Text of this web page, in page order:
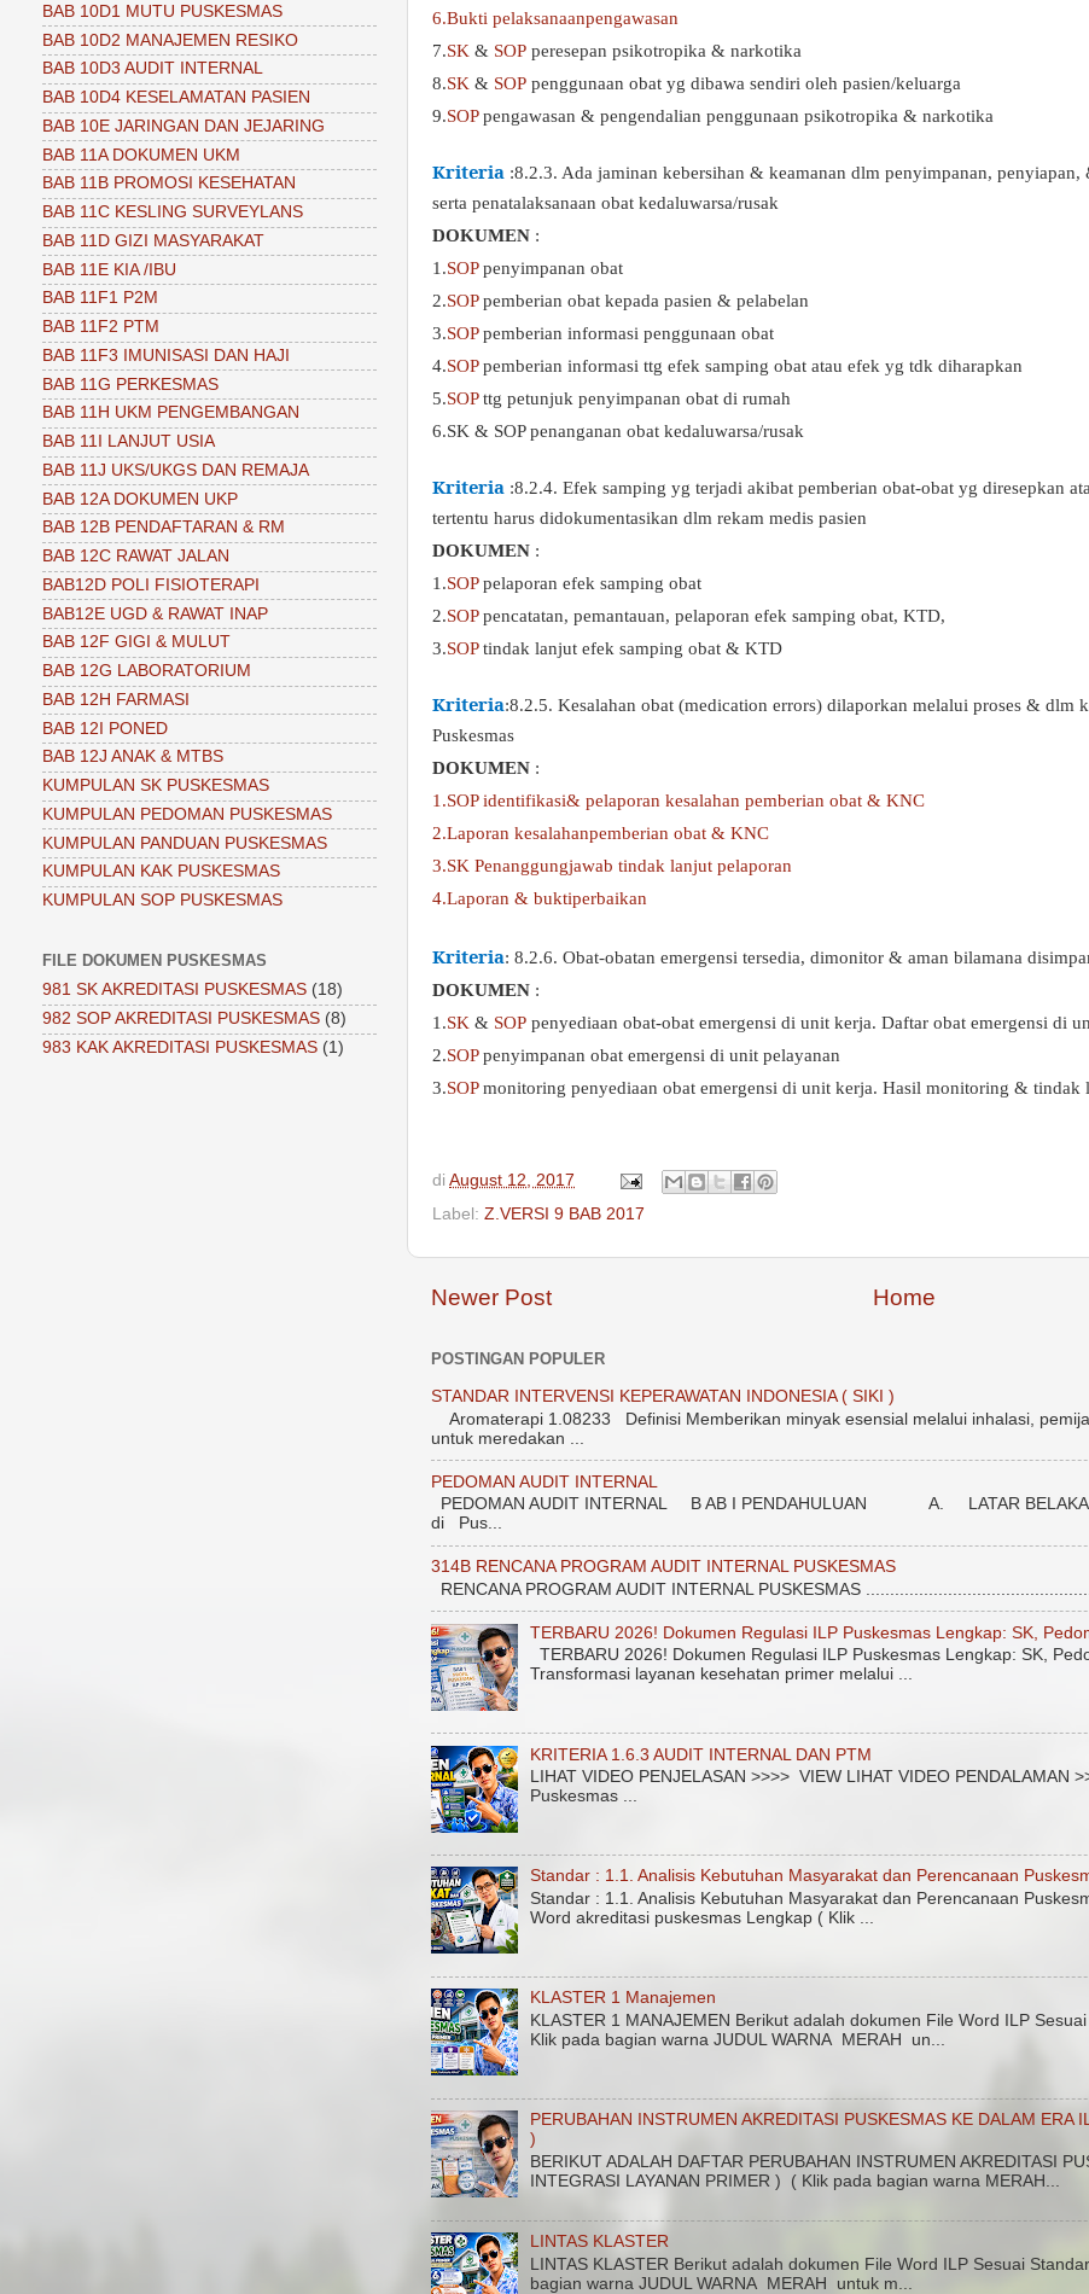
6.Bukti pelaksanaanpengawasan
7.SK & SOP peresepan psikotropika & narkotika
8.SK & SOP penggunaan obat yg dibawa sendiri oleh pasien/keluarga
9.SOPpengawasan & pengendalian penggunaan psikotropika & narkotika
Kriteria :8.2.3. Ada jaminan kebersihan & keamanan dlm penyimpanan, penyiapan,
serta penatalaksanaan obat kedaluwarsa/rusak
DOKUMEN :
1.SOPpenyimpanan obat
2.SOPpemberian obat kepada pasien & pelabelan
3.SOPpemberian informasi penggunaan obat
4.SOPpemberian informasi ttg efek samping obat atau efek yg tdk diharapkan
5.SOPttg petunjuk penyimpanan obat di rumah
6.SK & SOP penanganan obat kedaluwarsa/rusak
Kriteria :8.2.4. Efek samping yg terjadi akibat pemberian obat-obat yg diresepkan
tertentu harus didokumentasikan dlm rekam medis pasien
DOKUMEN :
1.SOPpelaporan efek samping obat
2.SOPpencatatan, pemantauan, pelaporan efek samping obat, KTD,
3.SOPtindak lanjut efek samping obat & KTD
Kriteria:8.2.5. Kesalahan obat (medication errors) dilaporkan melalui proses & dlm
Puskesmas
DOKUMEN :
1.SOP identifikasi& pelaporan kesalahan pemberian obat & KNC
2.Laporan kesalahanpemberian obat & KNC
3.SK Penanggungjawab tindak lanjut pelaporan
4.Laporan & buktiperbaikan
Kriteria: 8.2.6. Obat-obatan emergensi tersedia, dimonitor & aman bilamana
DOKUMEN :
1.SK & SOP penyediaan obat-obat emergensi di unit kerja. Daftar obat emergensi di
2.SOPpenyimpanan obat emergensi di unit pelayanan
3.SOPmonitoring penyediaan obat emergensi di unit kerja. Hasil monitoring & tindak
di August 12, 2017
Label: Z.VERSI 9 BAB 2017
Newer Post Home
POSTINGAN POPULER
STANDAR INTERVENSI KEPERAWATAN INDONESIA ( SIKI )
Aromaterapi 1.08233 Definisi Memberikan minyak esensial melalui inhalasi,
untuk meredakan ...
PEDOMAN AUDIT INTERNAL
PEDOMAN AUDIT INTERNAL B AB I PENDAHULUAN A. LATAR
di Pus...
314B RENCANA PROGRAM AUDIT INTERNAL PUSKESMAS
RENCANA PROGRAM AUDIT INTERNAL PUSKESMAS
TERBARU 2026! Dokumen Regulasi ILP Puskesmas Lengkap: SK,
TERBARU 2026! Dokumen Regulasi ILP Puskesmas Lengkap: SK,
Transformasi layanan kesehatan primer melalui ...
KRITERIA 1.6.3 AUDIT INTERNAL DAN PTM
LIHAT VIDEO PENJELASAN >>>> VIEW LIHAT VIDEO PENDALAMAN
Puskesmas ...
Standar : 1.1. Analisis Kebutuhan Masyarakat dan Perencanaan
Standar : 1.1. Analisis Kebutuhan Masyarakat dan Perencanaan
Word akreditasi puskesmas Lengkap ( Klik ...
KLASTER 1 Manajemen
KLASTER 1 MANAJEMEN Berikut adalah dokumen File Word ILP
Klik pada bagian warna JUDUL WARNA MERAH un...
PERUBAHAN INSTRUMEN AKREDITASI PUSKESMAS KE DALAM ERA
)
BERIKUT ADALAH DAFTAR PERUBAHAN INSTRUMEN AKREDITASI
INTEGRASI LAYANAN PRIMER ) ( Klik pada bagian warna MERAH...
LINTAS KLASTER
LINTAS KLASTER Berikut adalah dokumen File Word ILP Sesuai
bagian warna JUDUL WARNA MERAH untuk m...
BAB 10D1 MUTU PUSKESMAS
BAB 10D2 MANAJEMEN RESIKO
BAB 10D3 AUDIT INTERNAL
BAB 10D4 KESELAMATAN PASIEN
BAB 10E JARINGAN DAN JEJARING
BAB 11A DOKUMEN UKM
BAB 11B PROMOSI KESEHATAN
BAB 11C KESLING SURVEYLANS
BAB 11D GIZI MASYARAKAT
BAB 11E KIA /IBU
BAB 11F1 P2M
BAB 11F2 PTM
BAB 11F3 IMUNISASI DAN HAJI
BAB 11G PERKESMAS
BAB 11H UKM PENGEMBANGAN
BAB 11I LANJUT USIA
BAB 11J UKS/UKGS DAN REMAJA
BAB 12A DOKUMEN UKP
BAB 12B PENDAFTARAN & RM
BAB 12C RAWAT JALAN
BAB12D POLI FISIOTERAPI
BAB12E UGD & RAWAT INAP
BAB 12F GIGI & MULUT
BAB 12G LABORATORIUM
BAB 12H FARMASI
BAB 12I PONED
BAB 12J ANAK & MTBS
KUMPULAN SK PUSKESMAS
KUMPULAN PEDOMAN PUSKESMAS
KUMPULAN PANDUAN PUSKESMAS
KUMPULAN KAK PUSKESMAS
KUMPULAN SOP PUSKESMAS
FILE DOKUMEN PUSKESMAS
981 SK AKREDITASI PUSKESMAS (18)
982 SOP AKREDITASI PUSKESMAS (8)
983 KAK AKREDITASI PUSKESMAS (1)